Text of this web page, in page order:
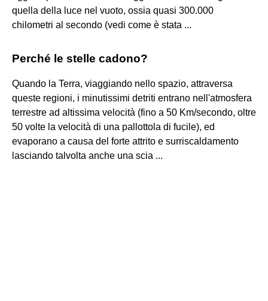
quella della luce nel vuoto, ossia quasi 300.000
chilometri al secondo (vedi come è stata ...
Perché le stelle cadono?
Quando la Terra, viaggiando nello spazio, attraversa
queste regioni, i minutissimi detriti entrano nell'atmosfera
terrestre ad altissima velocità (fino a 50 Km/secondo, oltre
50 volte la velocità di una pallottola di fucile), ed
evaporano a causa del forte attrito e surriscaldamento
lasciando talvolta anche una scia ...